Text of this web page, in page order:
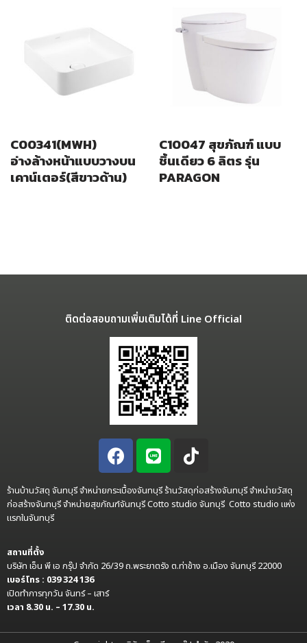
C00341(MWH)
อ่างล้างหน้าแบบวางบน
เคาน์เตอร์(สีขาวด้าน)
C10047 สุขภัณฑ์ แบบ
ชิ้นเดียว 6 ลิตร รุ่น
PARAGON
ติดต่อสอบถามเพิ่มเติมได้ที่ Line Official
ร้านบ้านวัสดุ จันทบุรี จำหน่ายกระเบื้องจันทบุรี ร้านวัสดุก่อสร้างจันทบุรี จำหน่ายวัสดุ
ก่อสร้างจันทบุรี จำหน่ายสุขภัณฑ์จันทบุรี Cotto studio จันทบุรี Cotto studio แห่ง
แรกในจันทบุรี
สถานที่ตั้ง
บริษัท เอ็น พี เอ กรุ๊ป จำกัด 26/39 ถ.พระยาตรัง ต.ท่าช้าง อ.เมือง จันทบุรี 22000
เบอร์โทร : 039 324 136
เปิดทำการทุกวัน จันทร์ – เสาร์
เวลา 8.30 น. – 17.30 น.